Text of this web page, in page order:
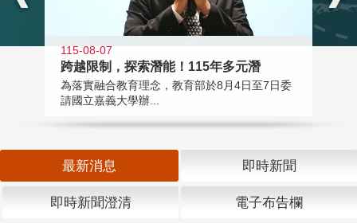
115-08-07
跨越限制，探索潛能！115年多元潛
為落實融合教育理念，教育部於8月4日至7日委
請國立嘉義大學辦...
最新消息 即時新聞
即時新聞澄清 電子布告欄